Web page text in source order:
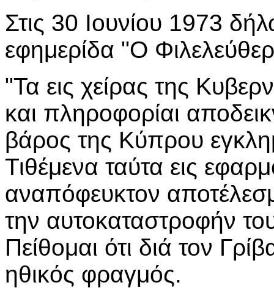
Στις 30 Ιουνίου 1973
εφημερίδα "Ο
"Τα εις χείρας της
και πληροφορίαι
βάρος της Κύπρου
Τιθέμενα ταύτα εις
αναπόφευκτον
την αυτοκαταστροφήν
Πείθομαι ότι διά τον
ηθικός φραγμός.